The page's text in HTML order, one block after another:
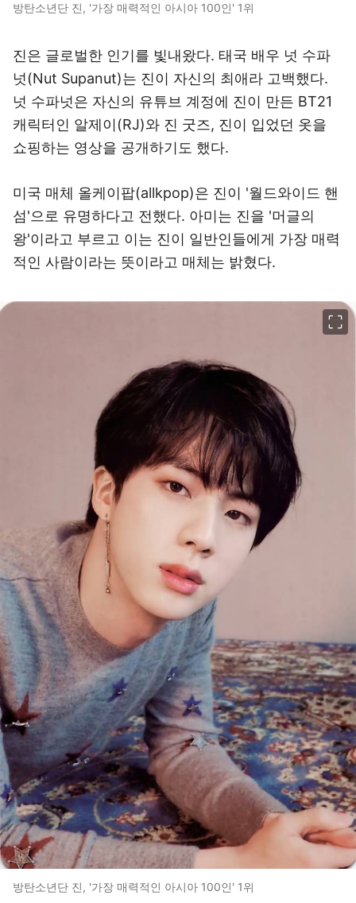
방탄소년단 진, '가장 매력적인 아시아 100인' 1위
진은 글로벌한 인기를 빛내왔다. 태국 배우 넛 수파
넛(Nut Supanut)는 진이 자신의 최애라 고백했다.
넛 수파넛은 자신의 유튜브 계정에 진이 만든 BT21
캐릭터인 알제이(RJ)와 진 굿즈, 진이 입었던 옷을
쇼핑하는 영상을 공개하기도 했다.
미국 매체 올케이팝(allkpop)은 진이 '월드와이드 핸
섬'으로 유명하다고 전했다. 아미는 진을 '머글의
왕'이라고 부르고 이는 진이 일반인들에게 가장 매력
적인 사람이라는 뜻이라고 매체는 밝혔다.
방탄소년단 진, '가장 매력적인 아시아 100인' 1위